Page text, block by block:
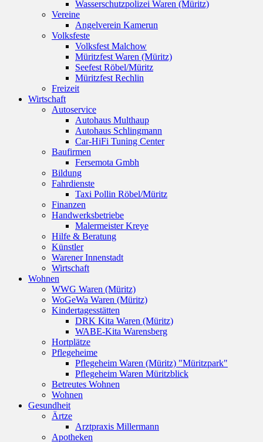
Wasserschutzpolizei Waren (Müritz)
Vereine
Angelverein Kamerun
Volksfeste
Volksfest Malchow
Müritzfest Waren (Müritz)
Seefest Röbel/Müritz
Müritzfest Rechlin
Freizeit
Wirtschaft
Autoservice
Autohaus Multhaup
Autohaus Schlingmann
Car-HiFi Tuning Center
Baufirmen
Fersemota Gmbh
Bildung
Fahrdienste
Taxi Pollin Röbel/Müritz
Finanzen
Handwerksbetriebe
Malermeister Kreye
Hilfe & Beratung
Künstler
Warener Innenstadt
Wirtschaft
Wohnen
WWG Waren (Müritz)
WoGeWa Waren (Müritz)
Kindertagesstätten
DRK Kita Waren (Müritz)
WABE-Kita Warensberg
Hortplätze
Pflegeheime
Pflegeheim Waren (Müritz) "Müritzpark"
Pflegeheim Waren Müritzblick
Betreutes Wohnen
Wohnen
Gesundheit
Ärtze
Arztpraxis Millermann
Apotheken